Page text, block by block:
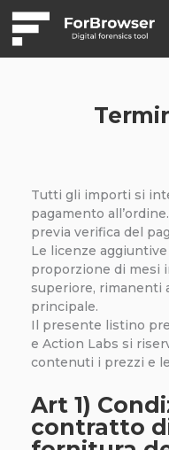
Tutti gli importi si
pagamento
previa verifica del
Le licenze
proporzione di mesi
superiore, rimanenti
principale.
Il presente listino
e Action Labs si
contenuti i prezzi e
Art 1)
contratto